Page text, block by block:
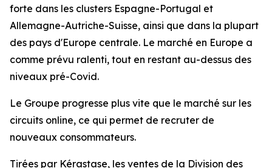
forte dans les clusters Espagne-Portugal et
Allemagne-Autriche-Suisse, ainsi que dans la plupart
des pays d'Europe centrale. Le marché en Europe a
comme prévu ralenti, tout en restant au-dessus des
niveaux pré-Covid.
Le Groupe progresse plus vite que le marché sur les
circuits online, ce qui permet de recruter de
nouveaux consommateurs.
Tirées par Kérastase, les ventes de la Division des